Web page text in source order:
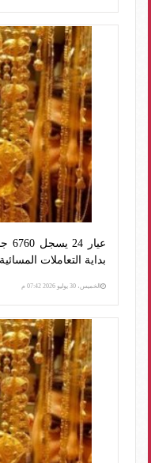
بداية التعاملات المسائية
الخميس، 30 يوليو 2026 07:42 م